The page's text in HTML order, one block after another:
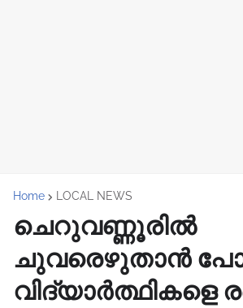
Home LOCAL NEWS
ചെറുവണ്ണൂരിൽ
ചുവരെഴുതാൻ
വിദ്യാർത്ഥികളെ